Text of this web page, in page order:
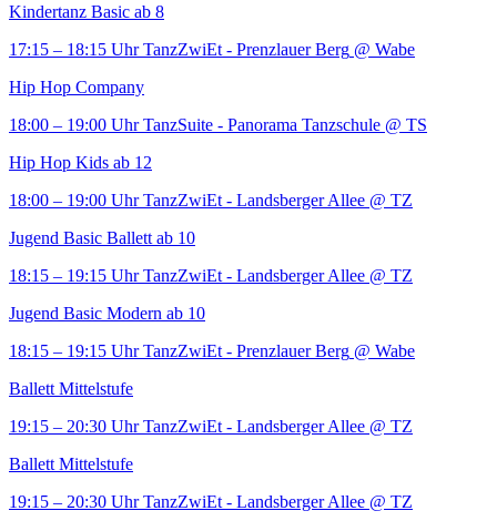
Kindertanz Basic ab 8
17:15 – 18:15 Uhr TanzZwiEt - Prenzlauer Berg @ Wabe
Hip Hop Company
18:00 – 19:00 Uhr TanzSuite - Panorama Tanzschule @ TS
Hip Hop Kids ab 12
18:00 – 19:00 Uhr TanzZwiEt - Landsberger Allee @ TZ
Jugend Basic Ballett ab 10
18:15 – 19:15 Uhr TanzZwiEt - Landsberger Allee @ TZ
Jugend Basic Modern ab 10
18:15 – 19:15 Uhr TanzZwiEt - Prenzlauer Berg @ Wabe
Ballett Mittelstufe
19:15 – 20:30 Uhr TanzZwiEt - Landsberger Allee @ TZ
Ballett Mittelstufe
19:15 – 20:30 Uhr TanzZwiEt - Landsberger Allee @ TZ